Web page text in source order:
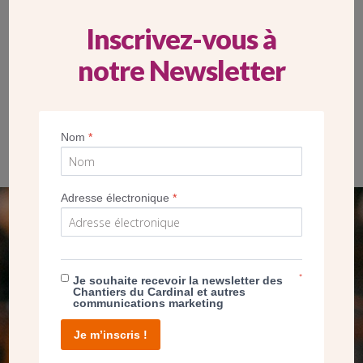
Voisins le 19 mars 2023 – Mgr Crepy bénit les cloches sous les
SEUL VOTRE DON
NOUS PERMET D’AGIR
FAIRE UN DON
Inscrivez-vous à
notre Newsletter
Nom*
Adresse électronique*
Je souhaite recevoir la newsletter des
Chantiers du Cardinal et autres
communications marketing
*
Je m’inscris !